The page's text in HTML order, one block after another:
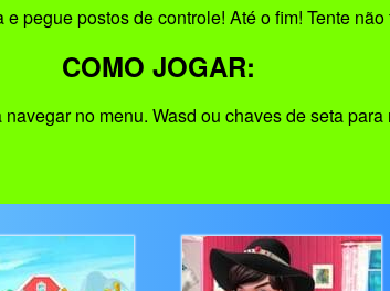
pegue postos de controle! Até o fim! Tente
COMO JOGAR:
no menu. Wasd ou chaves de seta para